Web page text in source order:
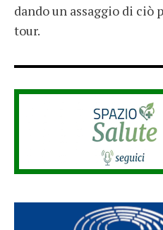
dando un assaggio di ciò
tour.